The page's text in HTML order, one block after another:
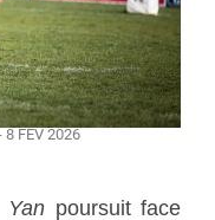
FEV 2026
Yan poursuit face